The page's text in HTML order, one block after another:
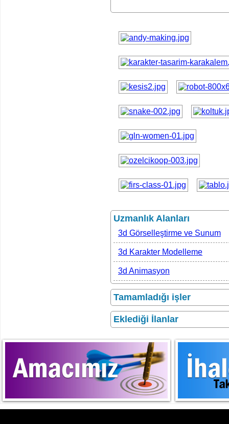
Uzmanlık Alanları
3d Görselleştirme ve Sunum
3d Karakter Modelleme
3d Animasyon
Tamamladığı işler
Eklediği İlanlar